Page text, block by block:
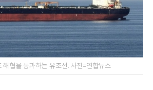
해협을 통과하는 유조선. 사진=연합뉴스